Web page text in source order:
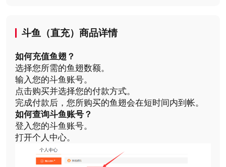
斗鱼（直充）商品详情
如何充值鱼翅？
选择您所需的鱼翅数额。
输入您的斗鱼账号。
点击购买并选择您的付款方式。
完成付款后，您所购买的鱼翅会在短时间内到帐。
如何查询斗鱼账号？
登入您的斗鱼账号。
打开个人中心。